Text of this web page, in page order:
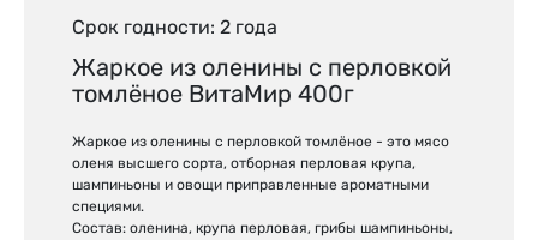
Срок годности: 2 года
Жаркое из оленины с перловкой
томлёное ВитаМир 400г
Жаркое из оленины с перловкой томлёное - это мясо
оленя высшего сорта, отборная перловая крупа,
шампиньоны и овощи приправленные ароматными
специями.
Состав: оленина, крупа перловая, грибы шампиньоны,